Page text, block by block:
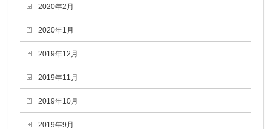
2020年2月
2020年1月
2019年12月
2019年11月
2019年10月
2019年9月